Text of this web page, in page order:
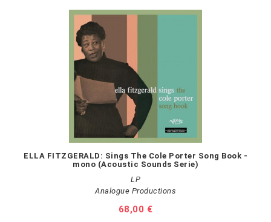
ELLA FITZGERALD: Sings The Cole Porter Song Book -
mono (Acoustic Sounds Serie)
LP
Analogue Productions
Prezzo
68,00 €